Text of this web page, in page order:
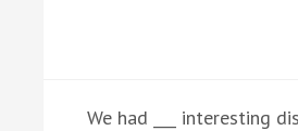
We had ___ interesting